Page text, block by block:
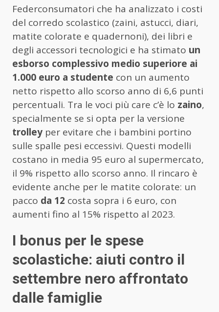
Federconsumatori che ha analizzato i costi
del corredo scolastico (zaini, astucci, diari,
matite colorate e quadernoni), dei libri e
degli accessori tecnologici e ha stimato un
esborso complessivo medio superiore ai
1.000 euro a studente con un aumento
netto rispetto allo scorso anno di 6,6 punti
percentuali. Tra le voci più care c’è lo zaino,
specialmente se si opta per la versione
trolley per evitare che i bambini portino
sulle spalle pesi eccessivi. Questi modelli
costano in media 95 euro al supermercato,
il 9% rispetto allo scorso anno. Il rincaro è
evidente anche per le matite colorate: un
pacco da 12 costa sopra i 6 euro, con
aumenti fino al 15% rispetto al 2023.
I bonus per le spese
scolastiche: aiuti contro il
settembre nero affrontato
dalle famiglie